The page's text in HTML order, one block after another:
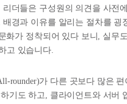
더들은 구성원의 의견을 사전
경과 이유를 알리는 절차를 굉
화가 정착되어 있다 보니, 실무
고 있습니다.
rounder)가 다른 곳보다 많은 편
기도 하고, 클라이언트와 서버